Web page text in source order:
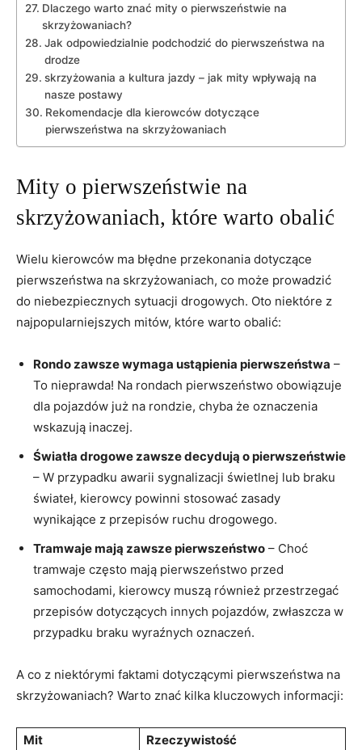
Dlaczego warto znać mity o pierwszeństwie na
skrzyżowaniach?
Jak odpowiedzialnie podchodzić do pierwszeństwa na
drodze
skrzyżowania a kultura jazdy – jak mity wpływają na
nasze postawy
Rekomendacje dla kierowców dotyczące
pierwszeństwa na skrzyżowaniach
Mity o pierwszeństwie na
skrzyżowaniach, które warto obalić
Wielu kierowców ma błędne przekonania dotyczące
pierwszeństwa na skrzyżowaniach, co może prowadzić
do niebezpiecznych sytuacji drogowych. Oto niektóre z
najpopularniejszych mitów, które warto obalić:
Rondo zawsze wymaga ustąpienia pierwszeństwa –
To nieprawda! Na rondach pierwszeństwo obowiązuje
dla pojazdów już na rondzie, chyba że oznaczenia
wskazują inaczej.
Światła drogowe zawsze decydują o pierwszeństwie
– W przypadku awarii sygnalizacji świetlnej lub braku
świateł, kierowcy powinni stosować zasady
wynikające z przepisów ruchu drogowego.
Tramwaje mają zawsze pierwszeństwo – Choć
tramwaje często mają pierwszeństwo przed
samochodami, kierowcy muszą również przestrzegać
przepisów dotyczących innych pojazdów, zwłaszcza w
przypadku braku wyraźnych oznaczeń.
A co z niektórymi faktami dotyczącymi pierwszeństwa na
skrzyżowaniach? Warto znać kilka kluczowych informacji:
Mit
Rzeczywistość